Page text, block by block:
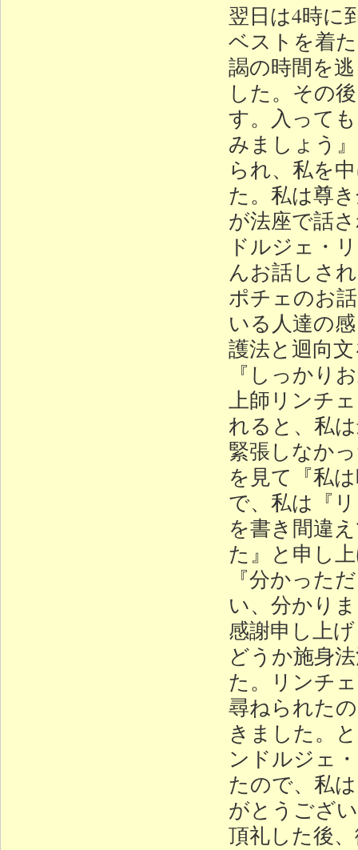
翌日は4時に
ベストを着
謁の時間を
した。その
す。入って
みましょう
られ、私を
た。私は尊
が法座で話
ドルジェ・
んお話しさ
ポチェのお
いる人達の
護法と迴向
『しっかり
上師リンチ
れると、私
緊張しなか
を見て『私
で、私は『
を書き間違
た』と申し
『分かった
い、分かり
感謝申し上
どうか施身
た。リンチ
尋ねられた
きました。
ンドルジェ
たので、私
がとうござ
頂礼した後